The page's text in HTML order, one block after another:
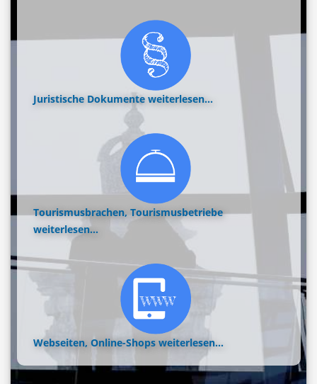
Juristische Dokumente weiterlesen...
Tourismusbrachen, Tourismusbetriebe
weiterlesen...
Webseiten, Online-Shops weiterlesen...